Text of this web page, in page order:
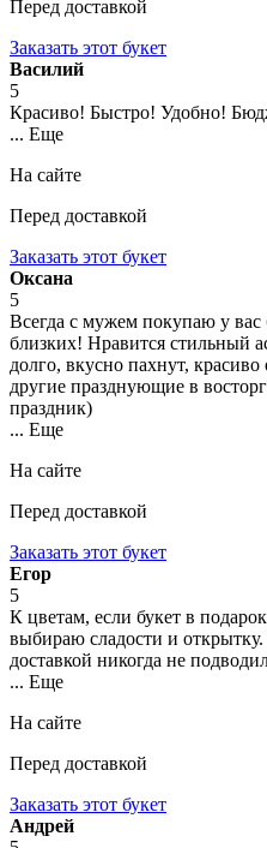
Перед доставкой
Заказать этот букет
Василий
5
Красиво! Быстро! Удобно!
... Еще
На сайте
Перед доставкой
Заказать этот букет
Оксана
5
Всегда с мужем покупаю у вас
близких! Нравится стильный
долго, вкусно пахнут,
другие празднующие в
праздник)
... Еще
На сайте
Перед доставкой
Заказать этот букет
Егор
5
К цветам, если букет в
выбираю сладости и
доставкой никогда не
... Еще
На сайте
Перед доставкой
Заказать этот букет
Андрей